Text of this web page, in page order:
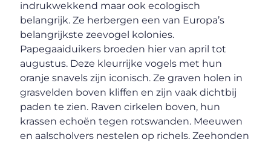
indrukwekkend maar ook ecologisch
belangrijk. Ze herbergen een van Europa’s
belangrijkste zeevogel kolonies.
Papegaaiduikers broeden hier van april tot
augustus. Deze kleurrijke vogels met hun
oranje snavels zijn iconisch. Ze graven holen in
grasvelden boven kliffen en zijn vaak dichtbij
paden te zien. Raven cirkelen boven, hun
krassen echoën tegen rotswanden. Meeuwen
en aalscholvers nestelen op richels. Zeehonden